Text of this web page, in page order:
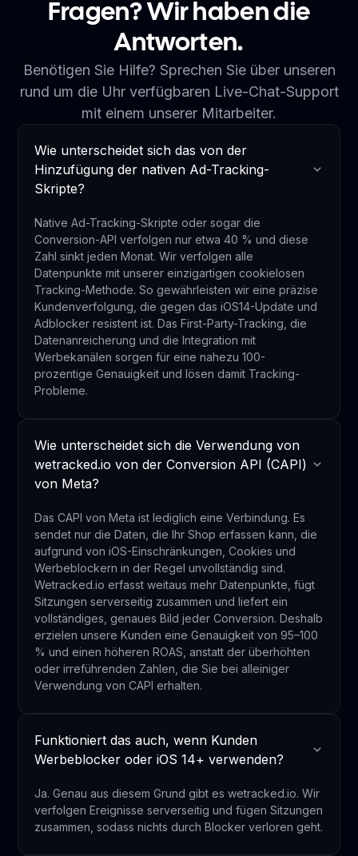
Fragen? Wir haben die
Antworten.
Benötigen Sie Hilfe? Sprechen Sie über unseren
rund um die Uhr verfügbaren Live-Chat-Support
mit einem unserer Mitarbeiter.
Wie unterscheidet sich das von der
Hinzufügung der nativen Ad-Tracking-
Skripte?
Native Ad-Tracking-Skripte oder sogar die
Conversion-API verfolgen nur etwa 40 % und diese
Zahl sinkt jeden Monat. Wir verfolgen alle
Datenpunkte mit unserer einzigartigen cookielosen
Tracking-Methode. So gewährleisten wir eine präzise
Kundenverfolgung, die gegen das iOS14-Update und
Adblocker resistent ist. Das First-Party-Tracking, die
Datenanreicherung und die Integration mit
Werbekanälen sorgen für eine nahezu 100-
prozentige Genauigkeit und lösen damit Tracking-
Probleme.
Wie unterscheidet sich die Verwendung von
wetracked.io von der Conversion API (CAPI)
von Meta?
Das CAPI von Meta ist lediglich eine Verbindung. Es
sendet nur die Daten, die Ihr Shop erfassen kann, die
aufgrund von iOS-Einschränkungen, Cookies und
Werbeblockern in der Regel unvollständig sind.
Wetracked.io erfasst weitaus mehr Datenpunkte, fügt
Sitzungen serverseitig zusammen und liefert ein
vollständiges, genaues Bild jeder Conversion. Deshalb
erzielen unsere Kunden eine Genauigkeit von 95–100
% und einen höheren ROAS, anstatt der überhöhten
oder irreführenden Zahlen, die Sie bei alleiniger
Verwendung von CAPI erhalten.
Funktioniert das auch, wenn Kunden
Werbeblocker oder iOS 14+ verwenden?
Ja. Genau aus diesem Grund gibt es wetracked.io. Wir
verfolgen Ereignisse serverseitig und fügen Sitzungen
zusammen, sodass nichts durch Blocker verloren geht.